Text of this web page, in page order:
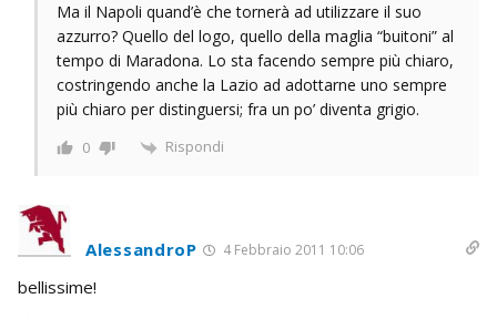
Ma il Napoli quand’è che tornerà ad utilizzare il suo
azzurro? Quello del logo, quello della maglia “buitoni” al
tempo di Maradona. Lo sta facendo sempre più chiaro,
costringendo anche la Lazio ad adottarne uno sempre
più chiaro per distinguersi; fra un po’ diventa grigio.
0 Rispondi
AlessandroP 4 Febbraio 2011 10:06
bellissime!